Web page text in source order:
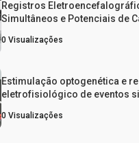
Registros
Simultâneos e Potenciais de
em um Rato Anestesiado
0 Visualizações
Estimulação optogenética e
eletrofisiológico de eventos
em fatias de cérebro de rato
0 Visualizações